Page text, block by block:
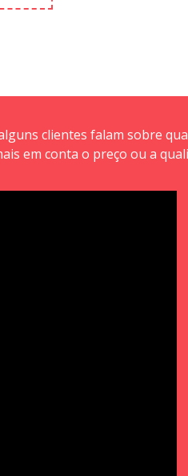
clientes falam sobre
em conta o preço ou a